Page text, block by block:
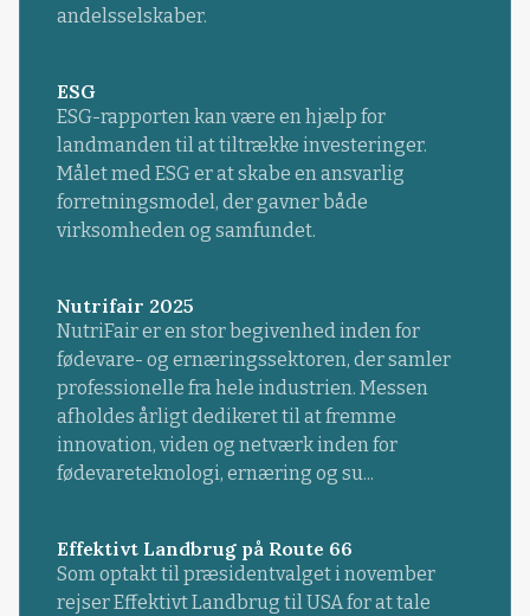
andelsselskaber.
ESG
ESG-rapporten kan være en hjælp for
landmanden til at tiltrække investeringer.
Målet med ESG er at skabe en ansvarlig
forretningsmodel, der gavner både
virksomheden og samfundet.
Nutrifair 2025
NutriFair er en stor begivenhed inden for
fødevare- og ernæringssektoren, der samler
professionelle fra hele industrien. Messen
afholdes årligt dedikeret til at fremme
innovation, viden og netværk inden for
fødevareteknologi, ernæring og su...
Effektivt Landbrug på Route 66
Som optakt til præsidentvalget i november
rejser Effektivt Landbrug til USA for at tale